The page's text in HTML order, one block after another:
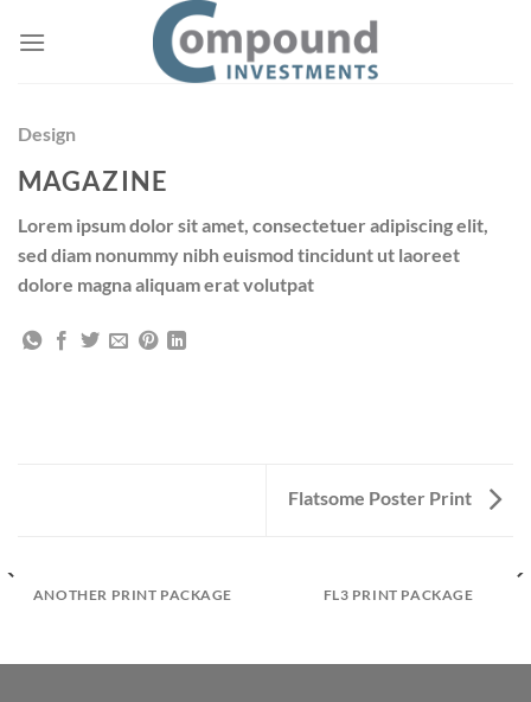
Design
MAGAZINE
Lorem ipsum dolor sit amet, consectetuer adipiscing elit,
sed diam nonummy nibh euismod tincidunt ut laoreet
dolore magna aliquam erat volutpat
Flatsome Poster Print
ANOTHER PRINT PACKAGE FL3 PRINT PACKAGE